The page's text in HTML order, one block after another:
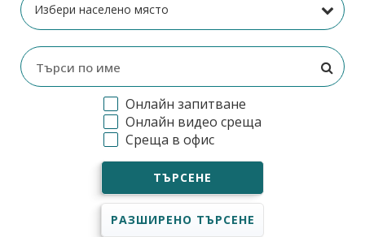
Онлайн запитване
Онлайн видео среща
Среща в офис
ТЪРСЕНЕ
РАЗШИРЕНО ТЪРСЕНЕ